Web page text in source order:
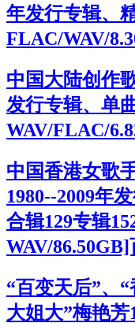
年发行专辑、
FLAC/WAV/
中国大陆创作
发行专辑、单
WAV/FLAC/
中国香港女歌
1980--2009年
合辑129专辑
WAV/
“百变天后”、
大姐大”梅艳芳